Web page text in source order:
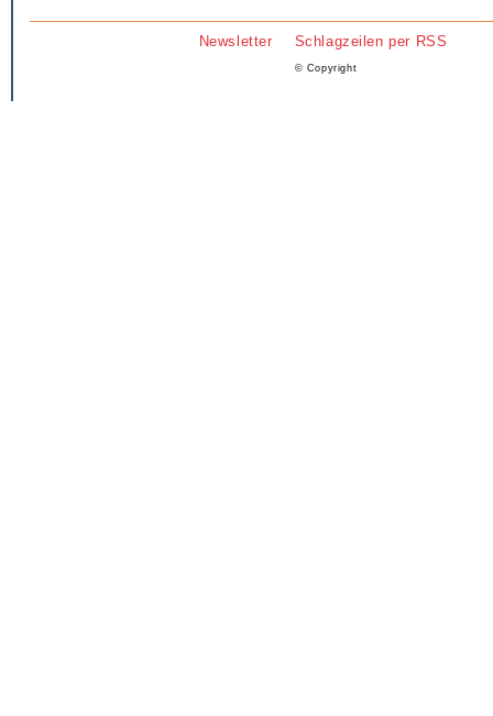
Newsletter Schlagzeilen per RSS
© Copyright